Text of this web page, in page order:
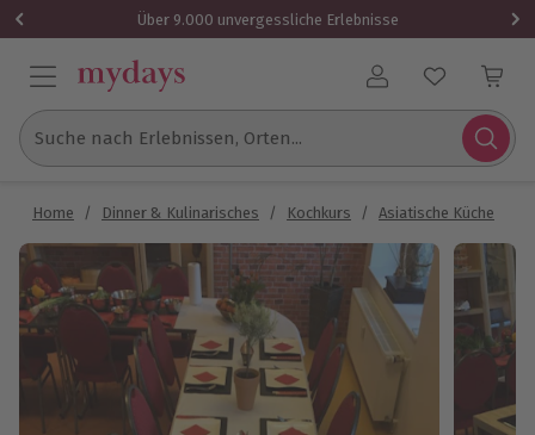
Über 9.000 unvergessliche Erlebnisse
Benutzerkonto
Suche nach Erlebnissen, Orten...
Home / Dinner & Kulinarisches / Kochkurs / Asiatische Küche